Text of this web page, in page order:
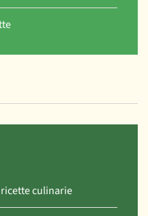
culinarie